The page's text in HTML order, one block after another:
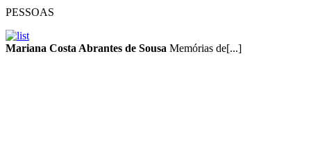
PESSOAS
Mariana Costa Abrantes de Sousa Memórias de[...]